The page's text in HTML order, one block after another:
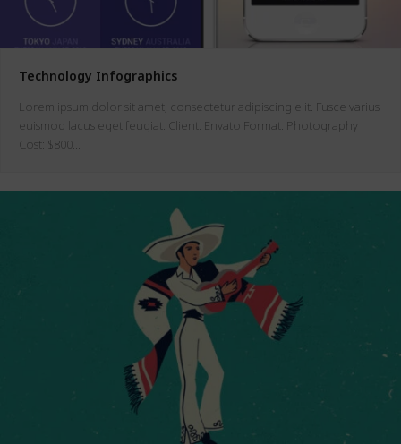
Technology Infographics
Lorem ipsum dolor sit amet, consectetur adipiscing elit. Fusce varius
euismod lacus eget feugiat. Client: Envato Format: Photography
Cost: $800…